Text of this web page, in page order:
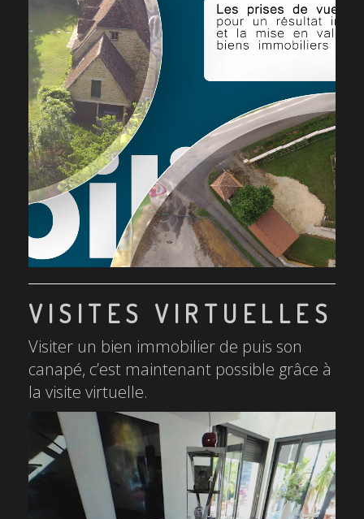
VISITES VIRTUELLES
Visiter un bien immobilier de puis son
canapé, c’est maintenant possible grâce à
la visite virtuelle.